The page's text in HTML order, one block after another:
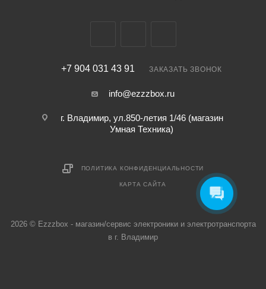
+7 904 031 43 91 ЗАКАЗАТЬ ЗВОНОК
info@ezzzbox.ru
г. Владимир, ул.850-летия 1/46 (магазин
Умная Техника)
ПОЛИТИКА КОНФИДЕНЦИАЛЬНОСТИ
КАРТА САЙТА
2026 © Ezzzbox - магазин/сервис электроники и электротранспорта
в г. Владимир